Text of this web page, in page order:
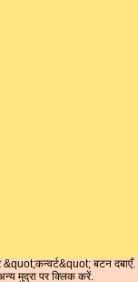
&quot;कन्वर्ट&quot; बटन दबाएँ.
मुद्रा पर क्लिक करें.